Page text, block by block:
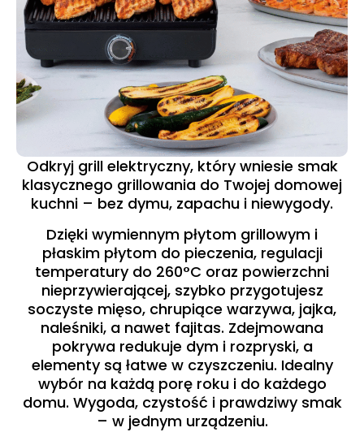
Odkryj grill elektryczny, który wniesie smak
klasycznego grillowania do Twojej domowej
kuchni – bez dymu, zapachu i niewygody.
Dzięki wymiennym płytom grillowym i
płaskim płytom do pieczenia, regulacji
temperatury do 260°C oraz powierzchni
nieprzywierającej, szybko przygotujesz
soczyste mięso, chrupiące warzywa, jajka,
naleśniki, a nawet fajitas. Zdejmowana
pokrywa redukuje dym i rozpryski, a
elementy są łatwe w czyszczeniu. Idealny
wybór na każdą porę roku i do każdego
domu. Wygoda, czystość i prawdziwy smak
– w jednym urządzeniu.